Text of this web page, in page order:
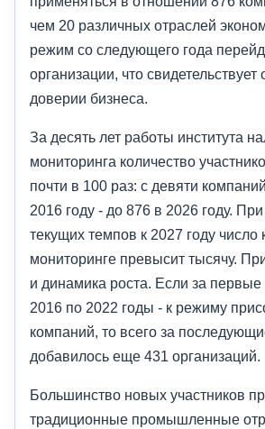
чем 20 различных отраслей
режим со следующего года
организации, что
доверии бизнеса.
За десять лет работы института
мониторинга количество
почти в 100 раз: с девяти
2016 году - до 876 в 2026 году.
текущих темпов к 2027 году число
мониторинге превысит тысячу.
и динамика роста. Если за первые
2016 по 2022 годы - к режиму
компаний, то всего за
добавилось еще 431 организаций.
Большинство новых участников
традиционные промышленные